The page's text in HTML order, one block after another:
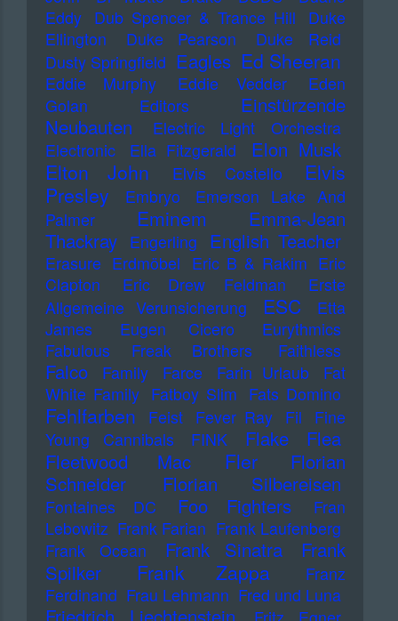
Eddy
Dub Spencer & Trance Hill
Duke
Ellington
Duke Pearson
Duke Reid
Dusty Springfield Eagles Ed Sheeran
Eddie Murphy Eddie Vedder
Eden
Golan
Editors
Einstürzende
Neubauten
Electric Light Orchestra
Electronic
Ella Fitzgerald Elon Musk
Elton John Elvis Costello
Elvis
Presley
Embryo
Emerson Lake And
Palmer
Eminem
Emma-Jean
Thackray
Engerling English Teacher
Erasure Erdmöbel Eric B & Rakim Eric
Clapton
Eric Drew Feldman
Erste
Allgemeine Verunsicherung
ESC
Etta
James
Eugen Cicero
Eurythmics
Fabulous Freak Brothers
Faithless
Falco Family Farce Farin Urlaub
Fat
White Family Fatboy Slim Fats Domino
Fehlfarben Feist Fever Ray Fil
Fine
Young Cannibals
FINK Flake
Flea
Fleetwood Mac
Fler
Florian
Schneider
Florian Silbereisen
Fontaines DC Foo Fighters
Fran
Lebowitz Frank Farian Frank Laufenberg
Frank Ocean
Frank Sinatra
Frank
Spilker
Frank Zappa
Franz
Ferdinand Frau Lehmann Fred und Luna